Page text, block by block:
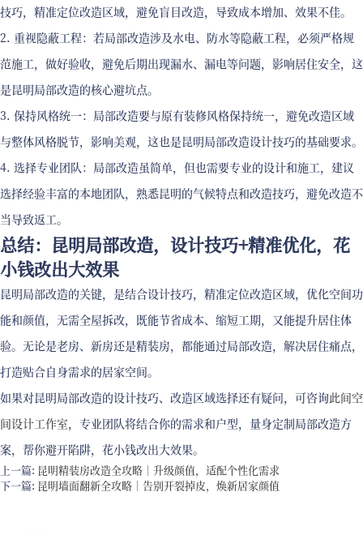
技巧，精准定位改造区域，避免盲目改造，导致成本增加、效果不佳。
2. 重视隐蔽工程：若局部改造涉及水电、防水等隐蔽工程，必须严格规
范施工，做好验收，避免后期出现漏水、漏电等问题，影响居住安全，这
是昆明局部改造的核心避坑点。
3. 保持风格统一：局部改造要与原有装修风格保持统一，避免改造区域
与整体风格脱节，影响美观，这也是昆明局部改造设计技巧的基础要求。
4. 选择专业团队：局部改造虽简单，但也需要专业的设计和施工，建议
选择经验丰富的本地团队，熟悉昆明的气候特点和改造技巧，避免改造不
当导致返工。
总结：昆明局部改造，设计技巧+精准优化，花
小钱改出大效果
昆明局部改造的关键，是结合设计技巧，精准定位改造区域，优化空间功
能和颜值，无需全屋拆改，既能节省成本、缩短工期，又能提升居住体
验。无论是老房、新房还是精装房，都能通过局部改造，解决居住痛点，
打造贴合自身需求的居家空间。
如果对昆明局部改造的设计技巧、改造区域选择还有疑问，可咨询此间空
间设计工作室，专业团队将结合你的需求和户型，量身定制局部改造方
案，帮你避开陷阱，花小钱改出大效果。
上一篇: 昆明精装房改造全攻略｜升级颜值，适配个性化需求
下一篇: 昆明墙面翻新全攻略｜告别开裂掉皮，焕新居家颜值